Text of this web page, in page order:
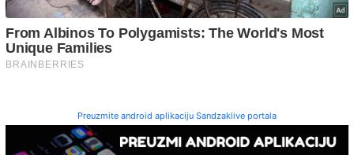
Preuzmite android aplikaciju Sandzaklive portala